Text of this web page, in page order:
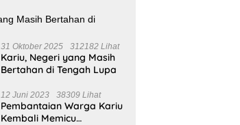
31 Oktober 2025 312182 Lihat
Kariu, Negeri yang Masih
Bertahan di Tengah Lupa
12 Juni 2023 38309 Lihat
Pembantaian Warga Kariu
Kembali Memicu